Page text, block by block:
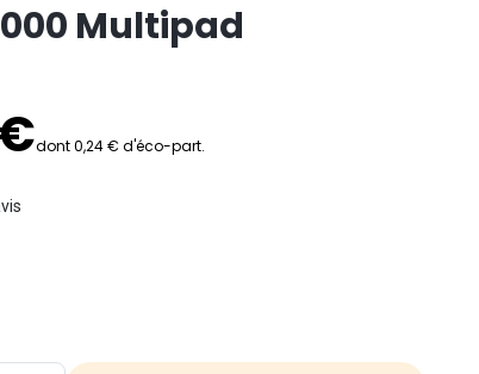
Multipad
dont 0,24 € d'éco-part.